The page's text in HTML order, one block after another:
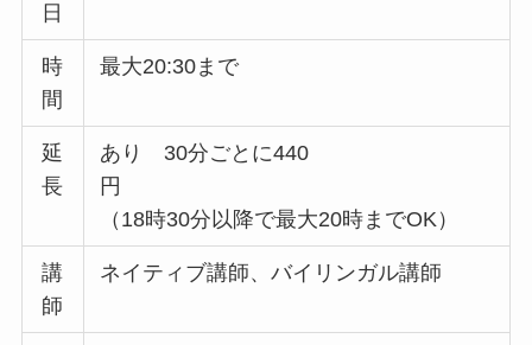
日
時
間
最大20:30まで
延
長
あり 30分ごとに440
円
（18時30分以降で最大20時までOK）
講
師
ネイティブ講師、バイリンガル講師